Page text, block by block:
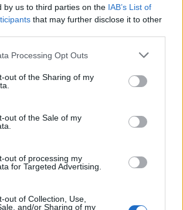
by us to third parties on the IAB’s List of
that may further disclose it to other
Processing Opt Outs
out of the Sharing of my
out of the Sale of my
out of processing my
for Targeted Advertising.
out of Collection, Use,
and/or Sharing of my